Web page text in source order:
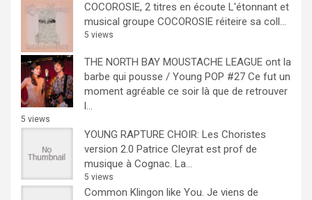
COCOROSIE, 2 titres en écoute L'étonnant et
musical groupe COCOROSIE réiteire sa coll...
5 views
THE NORTH BAY MOUSTACHE LEAGUE ont la
barbe qui pousse / Young POP #27 Ce fut un
moment agréable ce soir là que de retrouver
l...
5 views
YOUNG RAPTURE CHOIR: Les Choristes
version 2.0 Patrice Cleyrat est prof de
musique à Cognac. La...
5 views
Common Klingon like You. Je viens de